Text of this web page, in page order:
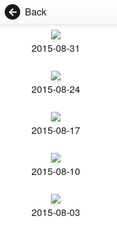
Back
2015-08-31
2015-08-24
2015-08-17
2015-08-10
2015-08-03